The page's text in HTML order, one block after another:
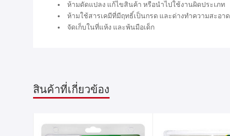
ห้ามดัดแปลง แก้ไขสินค้า หรือนำไปใช้งานผิดประเภท
ห้ามใช้สารเคมีที่มีฤทธิ์เป็นกรด และด่างทำความสะอาด
จัดเก็บในที่แห้ง และพ้นมือเด็ก
สินค้าที่เกี่ยวข้อง